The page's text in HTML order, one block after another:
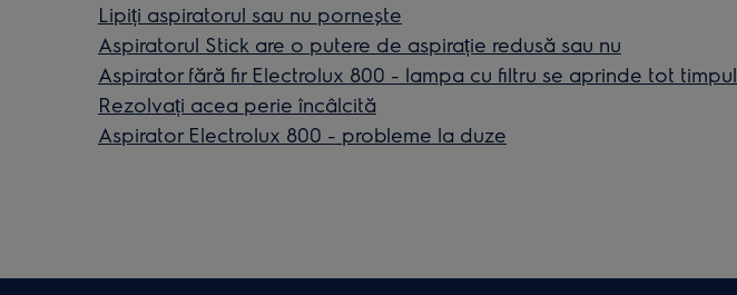
Lipiți aspiratorul sau nu pornește
Aspiratorul Stick are o putere de aspirație redusă sau nu
Aspirator fără fir Electrolux 800 - lampa cu filtru se aprinde tot timpul
Rezolvați acea perie încâlcită
Aspirator Electrolux 800 - probleme la duze